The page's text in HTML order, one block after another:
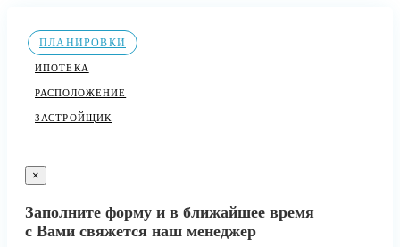
ПЛАНИРОВКИ
ИПОТЕКА
РАСПОЛОЖЕНИЕ
ЗАСТРОЙЩИК
×
Заполните форму и в ближайшее время
с Вами свяжется наш менеджер